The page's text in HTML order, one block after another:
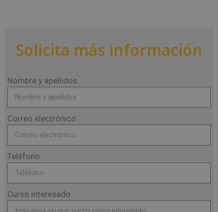
Solicita más información
Nombre y apellidos
Correo electrónico
Teléfono
Curso interesado